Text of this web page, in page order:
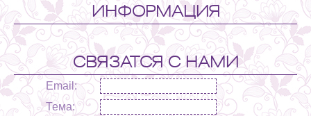
ИНФОРМАЦИЯ
СВЯЗАТСЯ С НАМИ
Email:
Тема: